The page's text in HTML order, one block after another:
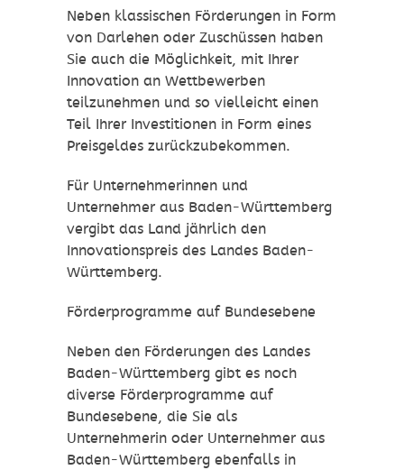
Neben klassischen Förderungen in Form
von Darlehen oder Zuschüssen haben
Sie auch die Möglichkeit, mit Ihrer
Innovation an Wettbewerben
teilzunehmen und so vielleicht einen
Teil Ihrer Investitionen in Form eines
Preisgeldes zurückzubekommen.
Für Unternehmerinnen und
Unternehmer aus Baden-Württemberg
vergibt das Land jährlich den
Innovationspreis des Landes Baden-
Württemberg.
Förderprogramme auf Bundesebene
Neben den Förderungen des Landes
Baden-Württemberg gibt es noch
diverse Förderprogramme auf
Bundesebene, die Sie als
Unternehmerin oder Unternehmer aus
Baden-Württemberg ebenfalls in